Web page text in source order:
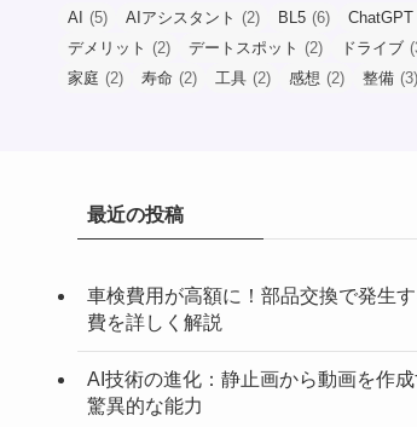
AI (5) AIアシスタント (2) BL5 (6) ChatGPT
デメリット (2) デートスポット (2) ドライブ
家庭 (2) 寿命 (2) 工具 (2) 感想 (2) 整備 (3)
最近の投稿
車検費用が高額に！部品交換で発生
費を詳しく解説
AI技術の進化：静止画から動画を作
驚異的な能力